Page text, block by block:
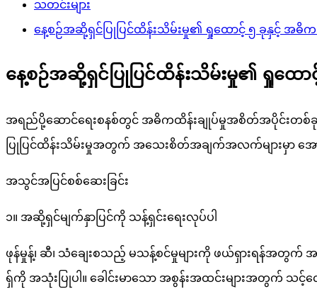
သတင်းများ
နေ့စဉ်အဆို့ရှင်ပြုပြင်ထိန်းသိမ်းမှု၏ ရှုထောင့် ၅ ခုနှင့် အဓိ
နေ့စဉ်အဆို့ရှင်ပြုပြင်ထိန်းသိမ်းမှု၏ ရှုထေ
အရည်ပို့ဆောင်ရေးစနစ်တွင် အဓိကထိန်းချုပ်မှုအစိတ်အပိုင်းတ
ပြုပြင်ထိန်းသိမ်းမှုအတွက် အသေးစိတ်အချက်အလက်များမှာ အ
အသွင်အပြင်စစ်ဆေးခြင်း
၁။ အဆို့ရှင်မျက်နှာပြင်ကို သန့်ရှင်းရေးလုပ်ပါ
ဖုန်မှုန့်၊ ဆီ၊ သံချေးစသည့် မသန့်စင်မှုများကို ဖယ်ရှားရန်အတွ
ရှ်ကို အသုံးပြုပါ။ ခေါင်းမာသော အစွန်းအထင်းများအတွက် သင့်